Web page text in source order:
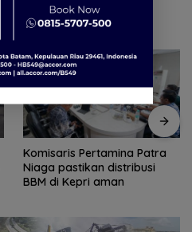
Komisaris Pertamina Patra
Niaga pastikan distribusi
BBM di Kepri aman